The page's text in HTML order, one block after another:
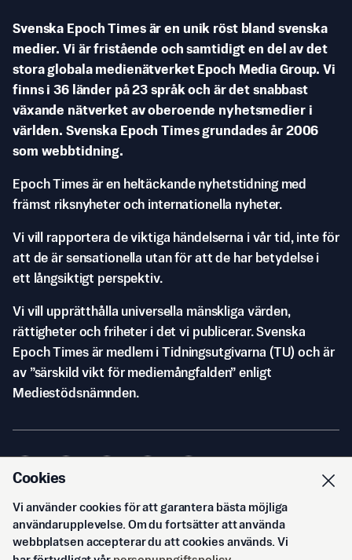
Svenska Epoch Times är en unik röst bland svenska
medier. Vi är fristående och samtidigt en del av det
stora globala medienätverket Epoch Media Group. Vi
finns i 36 länder på 23 språk och är det snabbast
växande nätverket av oberoende nyhetsmedier i
världen. Svenska Epoch Times grundades år 2006
som webbtidning.
Epoch Times är en heltäckande nyhetstidning med
främst riksnyheter och internationella nyheter.
Vi vill rapportera de viktiga händelserna i vår tid, inte för
att de är sensationella utan för att de har betydelse i
ett långsiktigt perspektiv.
Vi vill upprätthålla universella mänskliga värden,
rättigheter och friheter i det vi publicerar. Svenska
Epoch Times är medlem i Tidningsutgivarna (TU) och är
av ”särskild vikt för mediemångfalden” enligt
Mediestödsnämnden.
© Svenska Epoch Times AB2026
Cookies
Vi använder cookies för att garantera bästa möjliga
användarupplevelse. Om du fortsätter att använda
webbplatsen accepterar du att cookies används. Vi